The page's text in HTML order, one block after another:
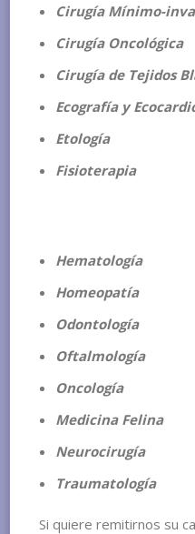
Cirugía Mínimo-
Cirugía Oncológica
Cirugía de Tejidos
Ecografía y
Etología
Fisioterapia
Hematología
Homeopatía
Odontología
Oftalmología
Oncología
Medicina Felina
Neurocirugía
Traumatología
Si quiere remitirnos su